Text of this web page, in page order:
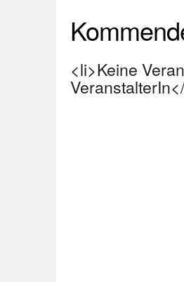
<li>Keine